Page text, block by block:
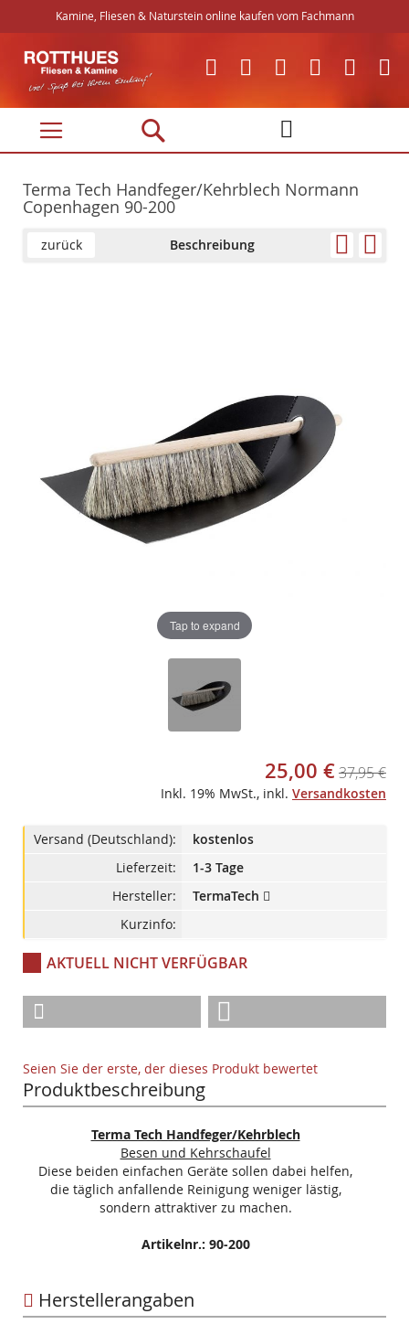
Kamine, Fliesen & Naturstein online kaufen vom Fachmann
Direkt
zum
Inhalt
Terma Tech Handfeger/Kehrblech Normann
Copenhagen 90-200
zurück Beschreibung
Tap to expand
Sonderangebot
25,00 €37,95 €
Inkl. 19% MwSt., inkl. Versandkosten
Versand (Deutschland):
kostenlos
Lieferzeit:
1-3 Tage
Hersteller:
TermaTech
Kurzinfo:
AKTUELL NICHT VERFÜGBAR
Seien Sie der erste, der dieses Produkt bewertet
Produktbeschreibung
Terma Tech Handfeger/Kehrblech
Besen und Kehrschaufel
Diese beiden einfachen Geräte sollen dabei helfen,
die täglich anfallende Reinigung weniger lästig,
sondern attraktiver zu machen.
Artikelnr.: 90-200
Herstellerangaben